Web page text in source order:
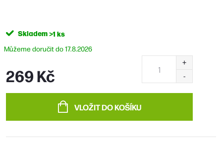
Skladem>1 ks
17.8.2026
269 Kč
VLOŽIT DO KOŠÍKU